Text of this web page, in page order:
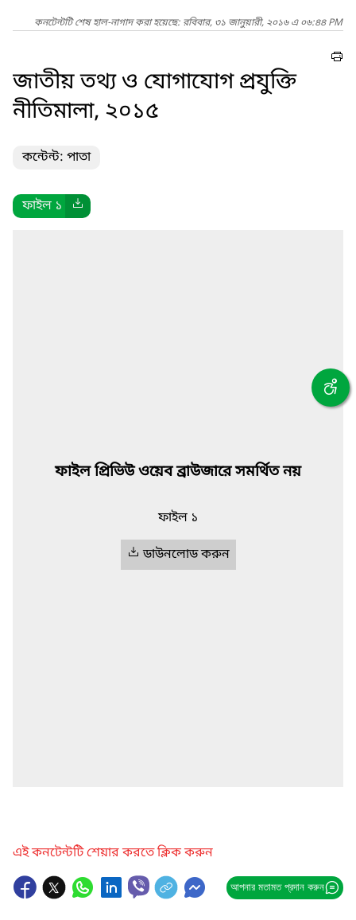
কনটেন্টটি শেষ হাল-নাগাদ করা হয়েছে: রবিবার, ৩১ জানুয়ারী, ২০১৬ এ ০৬:৪৪ PM
জাতীয় তথ্য ও যোগাযোগ প্রযুক্তি
নীতিমালা, ২০১৫
কন্টেন্ট: পাতা
ফাইল ১
ফাইল প্রিভিউ ওয়েব ব্রাউজারে সমর্থিত নয়
ফাইল ১
ডাউনলোড করুন
এই কনটেন্টটি শেয়ার করতে ক্লিক করুন
আপনার মতামত প্রদান করুন